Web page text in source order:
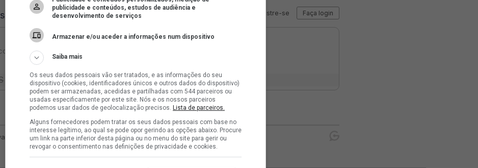
publicidade e conteúdos, estudos de audiência e
desenvolvimento de serviços
Armazenar e/ou aceder a informações num dispositivo
Saiba mais
Os seus dados pessoais vão ser tratados, e as informações do seu
dispositivo (cookies, identificadores únicos e outros dados do dispositivo)
podem ser armazenadas, acedidas e partilhadas com 544 parceiros ou
usadas especificamente por este site. Nós e os nossos parceiros
podemos usar dados de geolocalização precisos. Lista de parceiros.
Alguns fornecedores podem tratar os seus dados pessoais com base no
interesse legítimo, ao qual se pode opor gerindo as opções abaixo. Procure
um link na parte inferior desta página ou no menu do site para gerir ou
revogar o consentimento nas definições de privacidade e cookies.